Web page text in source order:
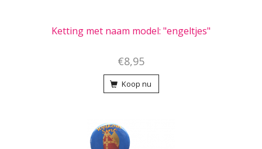
Ketting met naam model: "engeltjes"
€8,95
Koop nu